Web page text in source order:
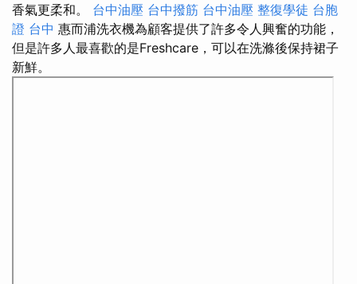
香氣更柔和。 台中油壓 台中撥筋 台中油壓 整復學徒 台胞
證 台中 惠而浦洗衣機為顧客提供了許多令人興奮的功能，
但是許多人最喜歡的是Freshcare，可以在洗滌後保持裙子
新鮮。